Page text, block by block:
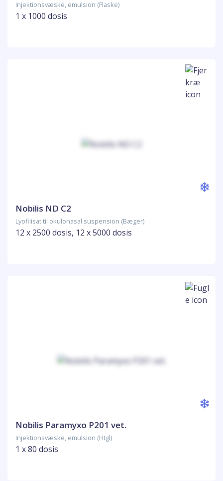
Injektionsvæske, emulsion (Flaske)
1 x 1000 dosis
Nobilis ND C2
Lyofilisat til okulonasal suspension (Bæger)
12 x 2500 dosis, 12 x 5000 dosis
Nobilis Paramyxo P201 vet.
Injektionsvæske, emulsion (Htgl)
1 x 80 dosis